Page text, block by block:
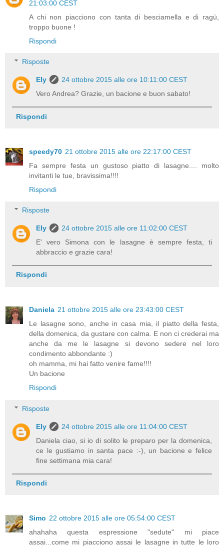
21:03:00 CEST
A chi non piacciono con tanta di besciamella e di ragù,
troppo buone !
Rispondi
Risposte
Ely
24 ottobre 2015 alle ore 10:11:00 CEST
Vero Andrea? Grazie, un bacione e buon sabato!
Rispondi
speedy70 21 ottobre 2015 alle ore 22:17:00 CEST
Fa sempre festa un gustoso piatto di lasagne.... molto
invitanti le tue, bravissima!!!!
Rispondi
Risposte
Ely
24 ottobre 2015 alle ore 11:02:00 CEST
E' vero Simona con le lasagne è sempre festa, ti
abbraccio e grazie cara!
Rispondi
Daniela 21 ottobre 2015 alle ore 23:43:00 CEST
Le lasagne sono, anche in casa mia, il piatto della festa,
della domenica, da gustare con calma. E non ci crederai ma
anche da me le lasagne si devono sedere nel loro
condimento abbondante :)
oh mamma, mi hai fatto venire fame!!!!
Un bacione
Rispondi
Risposte
Ely
24 ottobre 2015 alle ore 11:04:00 CEST
Daniela ciao, si io di solito le preparo per la domenica,
ce le gustiamo in santa pace :-), un bacione e felice
fine settimana mia cara!
Rispondi
Simo 22 ottobre 2015 alle ore 05:54:00 CEST
ahahaha questa espressione "sedute" mi piace
assai...come mi piacciono assai le lasagne in tutte le loro